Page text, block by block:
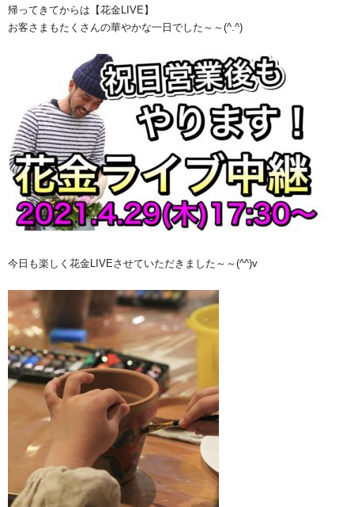
帰ってきてからは【花金LIVE】
お客さまもたくさんの華やかな一日でした～～(^.^)
今日も楽しく花金LIVEさせていただきました～～(^^)v